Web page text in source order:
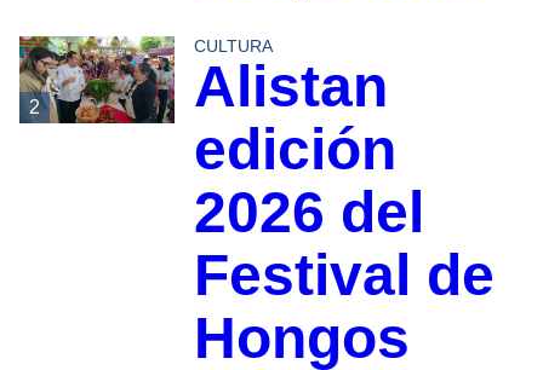
2
CULTURA
Alistan
edición
2026 del
Festival de
Hongos